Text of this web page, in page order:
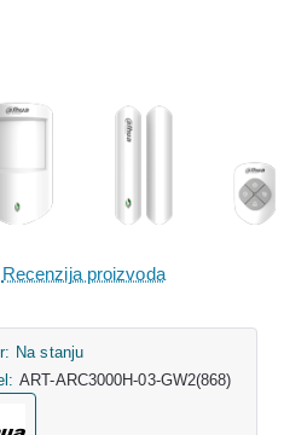
Recenzija proizvoda
Na stanju
ART-ARC3000H-03-GW2(868)